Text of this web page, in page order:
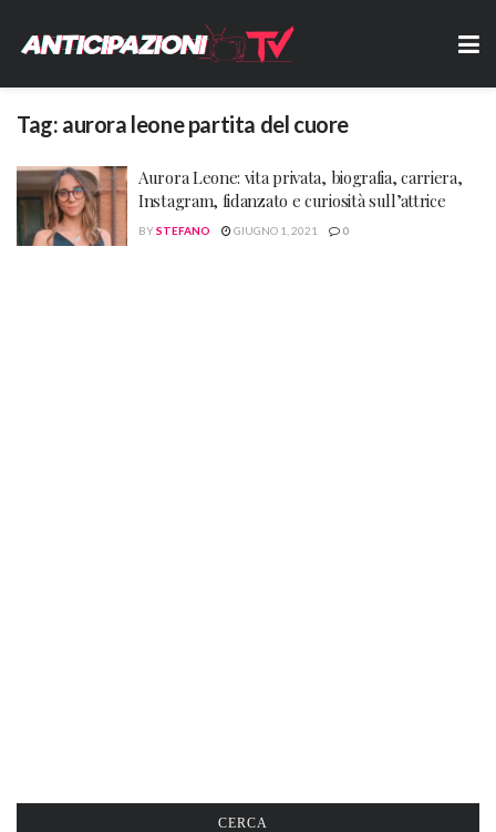
Tag: aurora leone partita del cuore
Aurora Leone: vita privata, biografia, carriera,
Instagram, fidanzato e curiosità sull’attrice
BYSTEFANO GIUGNO 1, 2021 0
CERCA